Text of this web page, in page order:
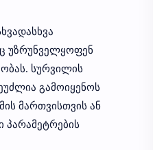
უზრუნველყოფენ
სურვილის
გამოიყენოს
მართვისთვის ან